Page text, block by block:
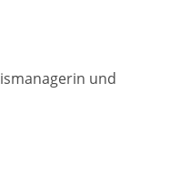
und